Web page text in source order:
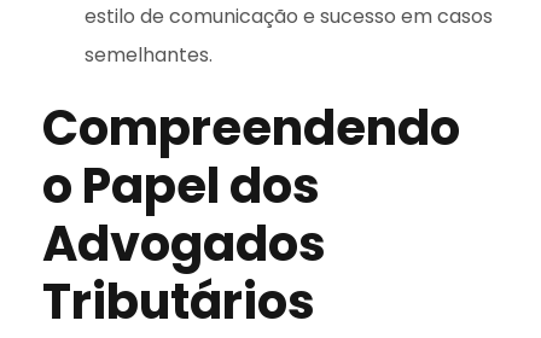
estilo de comunicação e sucesso em casos
semelhantes.
Compreendendo
o Papel dos
Advogados
Tributários